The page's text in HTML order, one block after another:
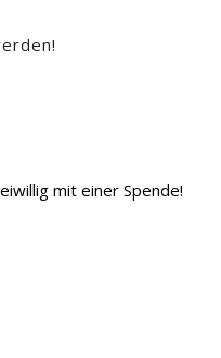
mit einer Spende!